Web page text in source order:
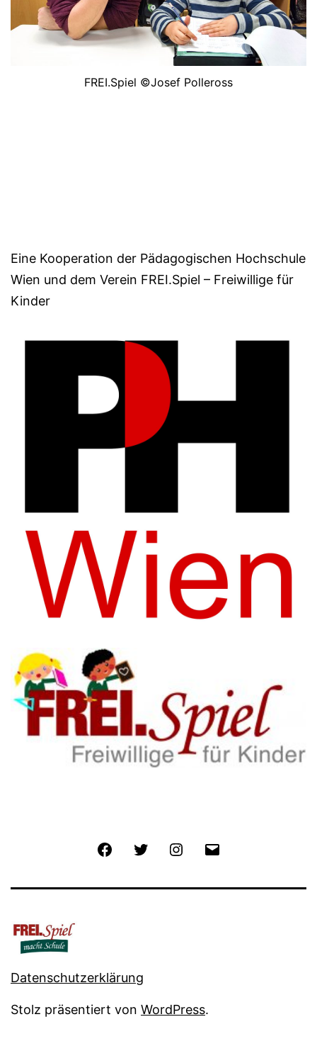
FREI.Spiel ©Josef Polleross
Eine Kooperation der Pädagogischen Hochschule
Wien und dem Verein FREI.Spiel – Freiwillige für
Kinder
FacebookTwitter Instagram
Datenschutzerklärung
Stolz präsentiert von WordPress.